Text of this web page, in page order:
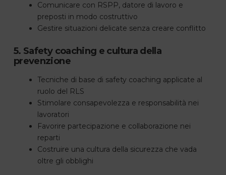
Comunicare con RSPP, datore di lavoro e
preposti in modo costruttivo
Gestire situazioni delicate senza creare conflitto
5. Safety coaching e cultura della
prevenzione
Tecniche di base di safety coaching applicate al
ruolo del RLS
Stimolare consapevolezza e responsabilità nei
lavoratori
Favorire partecipazione e collaborazione nei
reparti
Costruire una cultura della sicurezza che vada
oltre gli obblighi